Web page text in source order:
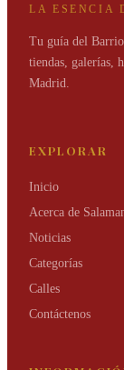
LA ESENCIA
Tu guía del Barrio
tiendas, galerías,
Madrid.
EXPLORAR
Inicio
Acerca de
Noticias
Categorías
Calles
Contáctenos